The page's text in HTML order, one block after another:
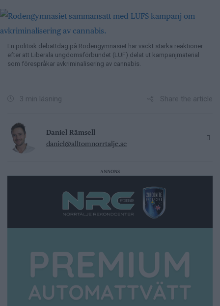
En politisk debattdag på Rodengymnasiet har väckt starka reaktioner
efter att Liberala ungdomsförbundet (LUF) delat ut kampanjmaterial
som förespråkar avkriminalisering av cannabis.
3 min läsning Share the article
Daniel Rämsell
daniel@alltomnorrtalje.se
ANNONS